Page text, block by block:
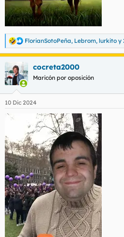
R
e
a
c
c
i
e
s
FlorianSotoPeña, Lebrom, lurkito y
cocreta2000
Maricón por oposición
10 Dic 2024